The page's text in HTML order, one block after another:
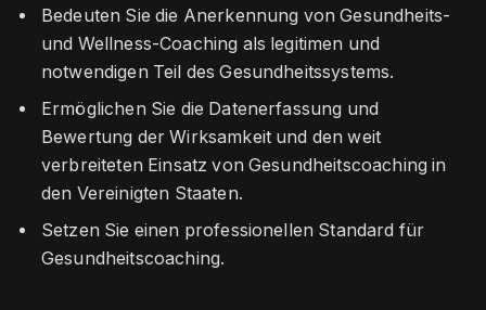
Bedeuten Sie die Anerkennung von Gesundheits-
und Wellness-Coaching als legitimen und
notwendigen Teil des Gesundheitssystems.
Ermöglichen Sie die Datenerfassung und
Bewertung der Wirksamkeit und den weit
verbreiteten Einsatz von Gesundheitscoaching in
den Vereinigten Staaten.
Setzen Sie einen professionellen Standard für
Gesundheitscoaching.